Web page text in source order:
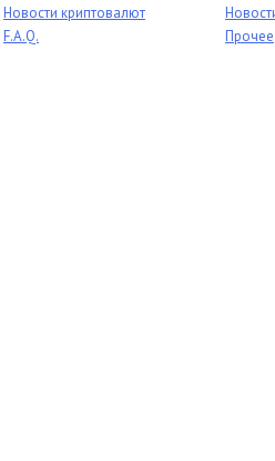
Новости криптовалют
F.A.Q.
Прочее